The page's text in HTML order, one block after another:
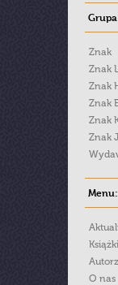
Znak
Znak
Znak
Znak
Znak
Znak
Menu:
Książki
O nas